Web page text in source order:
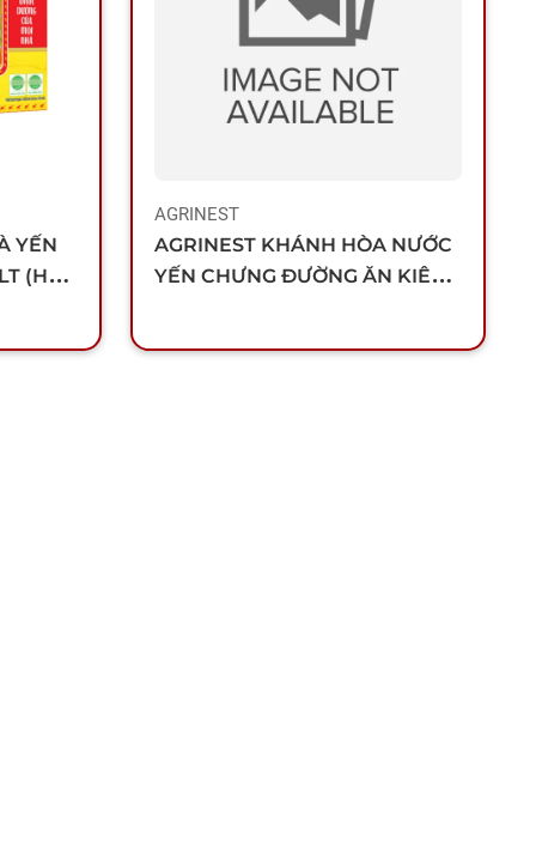
YẾN
(HỘP
AGRINEST
AGRINEST KHÁNH HÒA NƯỚC
YẾN CHƯNG ĐƯỜNG ĂN KIÊNG